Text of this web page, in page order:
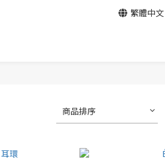
繁體中文
商品排序